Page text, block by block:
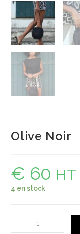
Olive Noir
€ 60 HT
4 en stock
- +